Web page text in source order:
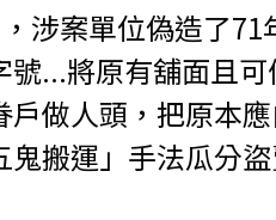
涉案單位偽造了
...將原有舖面且
做人頭，把原本
搬運」手法瓜分